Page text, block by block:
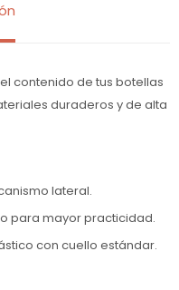
contenido de tus botellas
duraderos y de alta
lateral.
para mayor practicidad.
con cuello estándar.